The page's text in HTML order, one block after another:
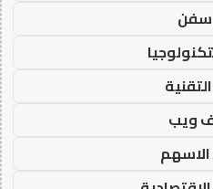
سفن
ويب